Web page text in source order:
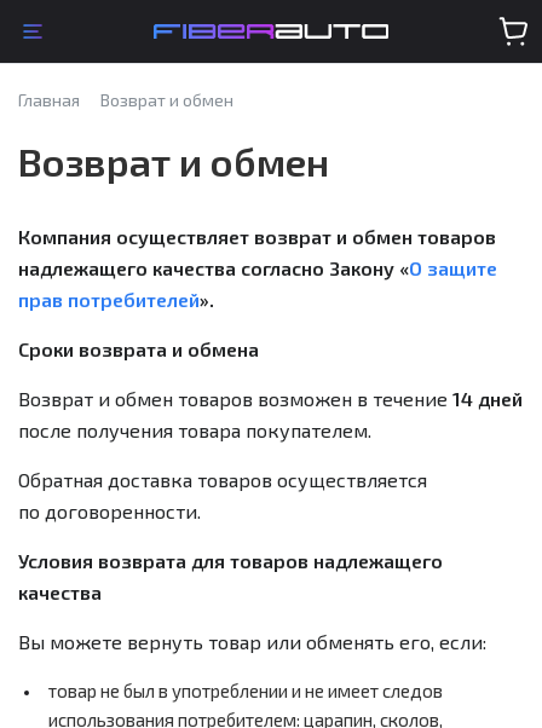
Главная Возврат и обмен
Возврат и обмен
Компания осуществляет возврат и обмен товаров
надлежащего качества согласно Закону «О защите
прав потребителей».
Сроки возврата и обмена
Возврат и обмен товаров возможен в течение 14 дней
после получения товара покупателем.
Обратная доставка товаров осуществляется
по договоренности.
Условия возврата для товаров надлежащего
качества
Вы можете вернуть товар или обменять его, если:
товар не был в употреблении и не имеет следов
использования потребителем: царапин, сколов,